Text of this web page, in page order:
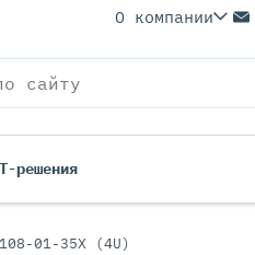
О компании
решения
01-35X (4U)